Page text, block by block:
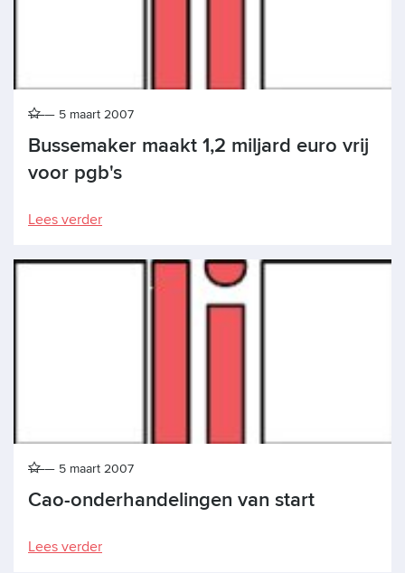
Bussemaker maakt 1,2 miljard euro vrij
voor pgb's
5 maart 2007
Lees verder
Cao-onderhandelingen van start
5 maart 2007
Lees verder